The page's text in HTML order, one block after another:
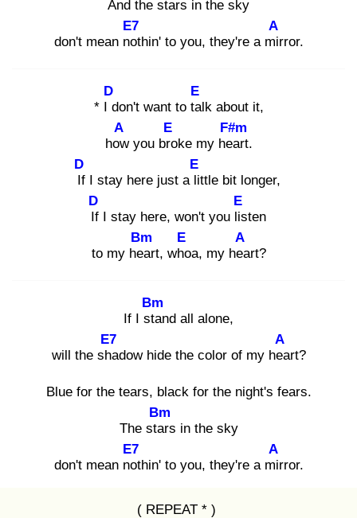
And the stars in the sky
don't mean not
E7
hin' to you, they're a mir
A
ror.
* I d
D
on't want to tal
E
k about it,
how
A
you bro
E
ke my hea
F#m
rt.
If
D
I stay here just a lit
E
tle bit longer,
If
D
I stay here, won't you lis
E
ten
to my hea
Bm
rt, who
E
a, my hea
A
rt?
If I sta
Bm
nd all alone,
will the sha
E7
dow hide the color of my hea
A
rt?
Blue for the tears, black for the night's fears.
The star
Bm
s in the sky
don't mean not
E7
hin' to you, they're a mir
A
ror.
( REPEAT * )